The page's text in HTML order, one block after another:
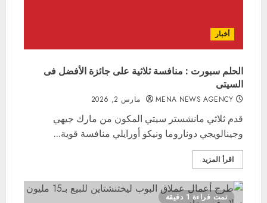
أخبار
الحلم سبورت : منافسة ثلاثية على جائزة الأفضل فى
السيتى
MENA NEWS AGENCY مارس 2, 2026
قدم ثلاثي مانشستر سيتي المكون من مارك جيهي
وجينالويجي دوناروما ونيكو أورايلي منافسة قوية...
اقرأ المزيد
تمت قراءة 1 دقيقة